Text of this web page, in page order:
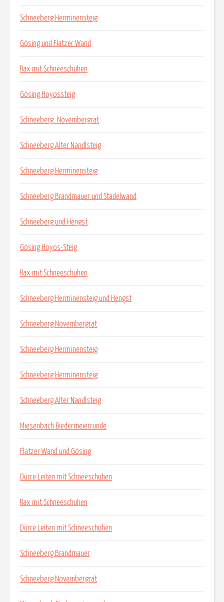
Schneeberg Herminensteig
Gösing und Flatzer Wand
Rax mit Schneeschuhen
Gösing Hoyossteig
Schneeberg_Novembergrat
Schneeberg Alter Nandlsteig
Schneeberg Herminensteig
Schneeberg Brandmauer und Stadelwand
Schneeberg und Hengst
Gösing Hoyos-Steig
Rax mit Schneeschuhen
Schneeberg Herminensteig und Hengst
Schneeberg Novembergrat
Schneeberg Herminensteig
Schneeberg Herminensteig
Schneeberg Alter Nandlsteig
Miesenbach Biedermeierrunde
Flatzer Wand und Gösing
Dürre Leiten mit Schneeschuhen
Rax mit Schneeschuhen
Dürre Leiten mit Schneeschuhen
Schneeberg Brandmauer
Schneeberg Novembergrat